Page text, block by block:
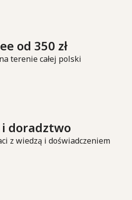
od 350 zł
terenie całej polski
i doradztwo
z wiedzą i doświadczeniem